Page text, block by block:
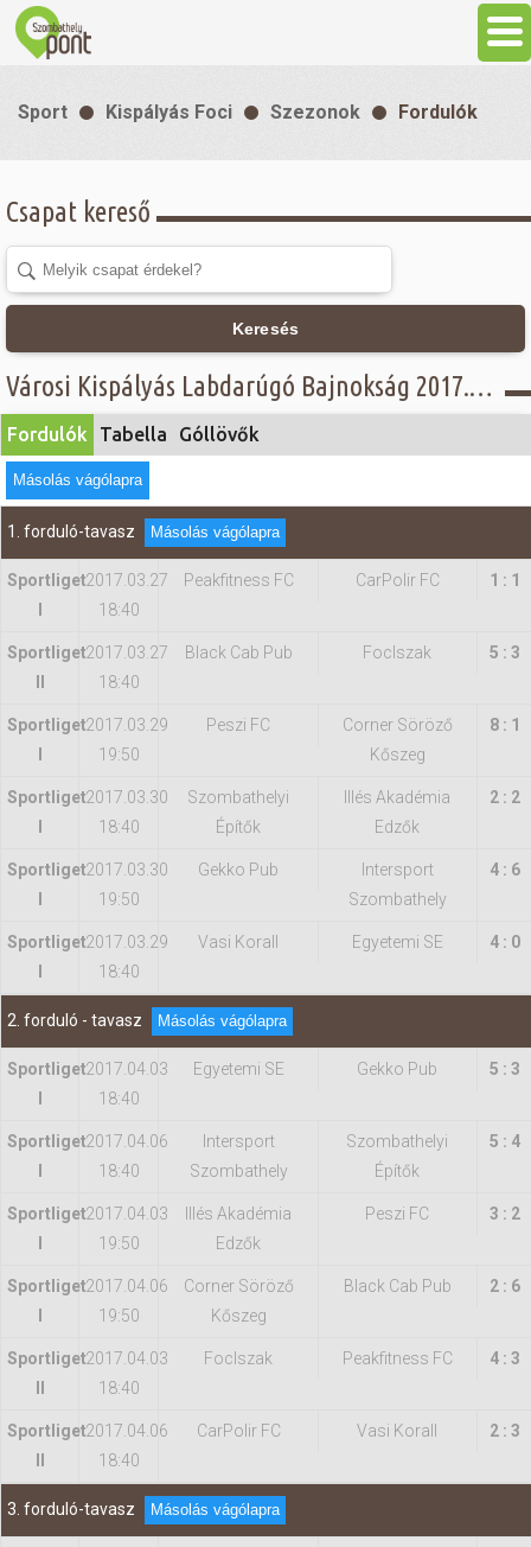
Látnivalók
Gasztronómia
Szállás
Sport
Szabadidő
Hasznos
Sport Kispályás Foci Szezonok Fordulók
Csapat kereső
Keresés
Városi Kispályás Labdarúgó Bajnokság 2017. - Fordulók - I. osztály
Fordulók Tabella Góllövők
Másolás vágólapra
1. forduló-tavasz Másolás vágólapra
Sportliget2017.03.27
18:40
Peakfitness FC CarPolir FC 1 : 1
Sportliget2017.03.27
18:40
Black Cab Pub FocIszak 5 : 3
Sportliget2017.03.29
19:50
Peszi FC
Corner Söröző
Kőszeg
8 : 1
Sportliget2017.03.30
18:40
Szombathelyi
Építők
Illés Akadémia
Edzők
2 : 2
Sportliget2017.03.30
19:50
Gekko Pub
Intersport
Szombathely
4 : 6
Sportliget2017.03.29
18:40
Vasi Korall Egyetemi SE 4 : 0
2. forduló - tavasz Másolás vágólapra
Sportliget2017.04.03
18:40
Egyetemi SE Gekko Pub 5 : 3
Sportliget2017.04.06
18:40
Intersport
Szombathely
Szombathelyi
Építők
5 : 4
Sportliget2017.04.03
19:50
Illés Akadémia
Edzők
Peszi FC 3 : 2
Sportliget2017.04.06
19:50
Corner Söröző
Kőszeg
Black Cab Pub 2 : 6
Sportliget2017.04.03
18:40
FocIszak Peakfitness FC 4 : 3
Sportliget2017.04.06
18:40
CarPolir FC Vasi Korall 2 : 3
3. forduló-tavasz Másolás vágólapra